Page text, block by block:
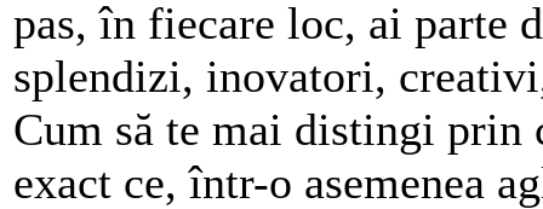
pas, în fiecare loc, ai parte
splendizi, inovatori,
Cum să te mai distingi prin
exact ce, într-o asemenea